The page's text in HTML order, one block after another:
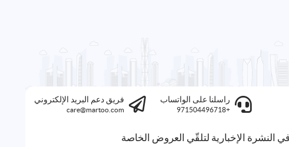
راسلنا على الواتساب
+971504496718
فريق دعم البريد الإلكتروني
care@martoo.com
النشرة الإخبارية لتلقّي العروض الخاصة